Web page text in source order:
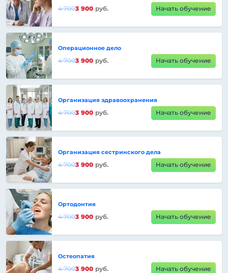
4 7003 900 руб. Начать обучение
Операционное дело
4 7003 900 руб. Начать обучение
Организация здравоохранения
4 7003 900 руб. Начать обучение
Организация сестринского дела
4 7003 900 руб. Начать обучение
Ортодонтия
4 7003 900 руб. Начать обучение
Остеопатия
4 7003 900 руб. Начать обучение